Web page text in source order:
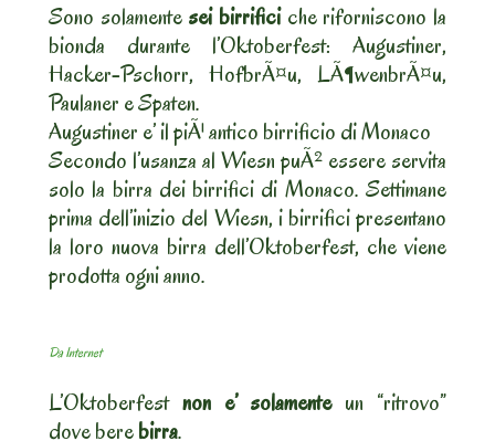
Sono solamente sei birrificiche riforniscono la
bionda durante l’Oktoberfest: Augustiner,
Hacker-Pschorr, HofbrÃ¤u, LÃ¶wenbrÃ¤u,
Paulaner e Spaten.
Augustiner e’ il piÃ¹ antico birrificio di Monaco
Secondo l’usanza al Wiesn puÃ² essere servita
solo la birra dei birrifici di Monaco. Settimane
prima dell’inizio del Wiesn, i birrifici presentano
la loro nuova birra dell’Oktoberfest, che viene
prodotta ogni anno.
Da Internet
L’Oktoberfestnon e’ solamenteun “ritrovo”
dove berebirra.